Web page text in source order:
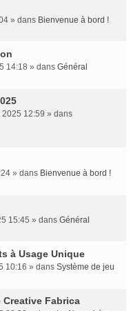
» dans Bienvenue à bord !
14:18 » dans Général
2025 12:59 » dans
» dans Bienvenue à bord !
15:45 » dans Général
à Usage Unique
10:16 » dans Système de jeu
Fabrica